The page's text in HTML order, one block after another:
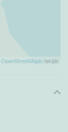
OpenStreetMapintekijät